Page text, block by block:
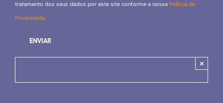
tratamento dos seus dados por este site conforme a nossa Política de
Privacidade.
×